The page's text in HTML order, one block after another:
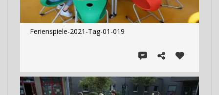
Ferienspiele-2021-Tag-01-019